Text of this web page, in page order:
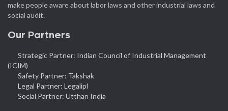
make people aware about labor laws and other industrial laws and
social audit.
Our Partners
Strategic Partner: Indian Council of Industrial Management
(ICIM)
Safety Partner: Takshak
Legal Partner: Legalipl
Social Partner: Utthan India